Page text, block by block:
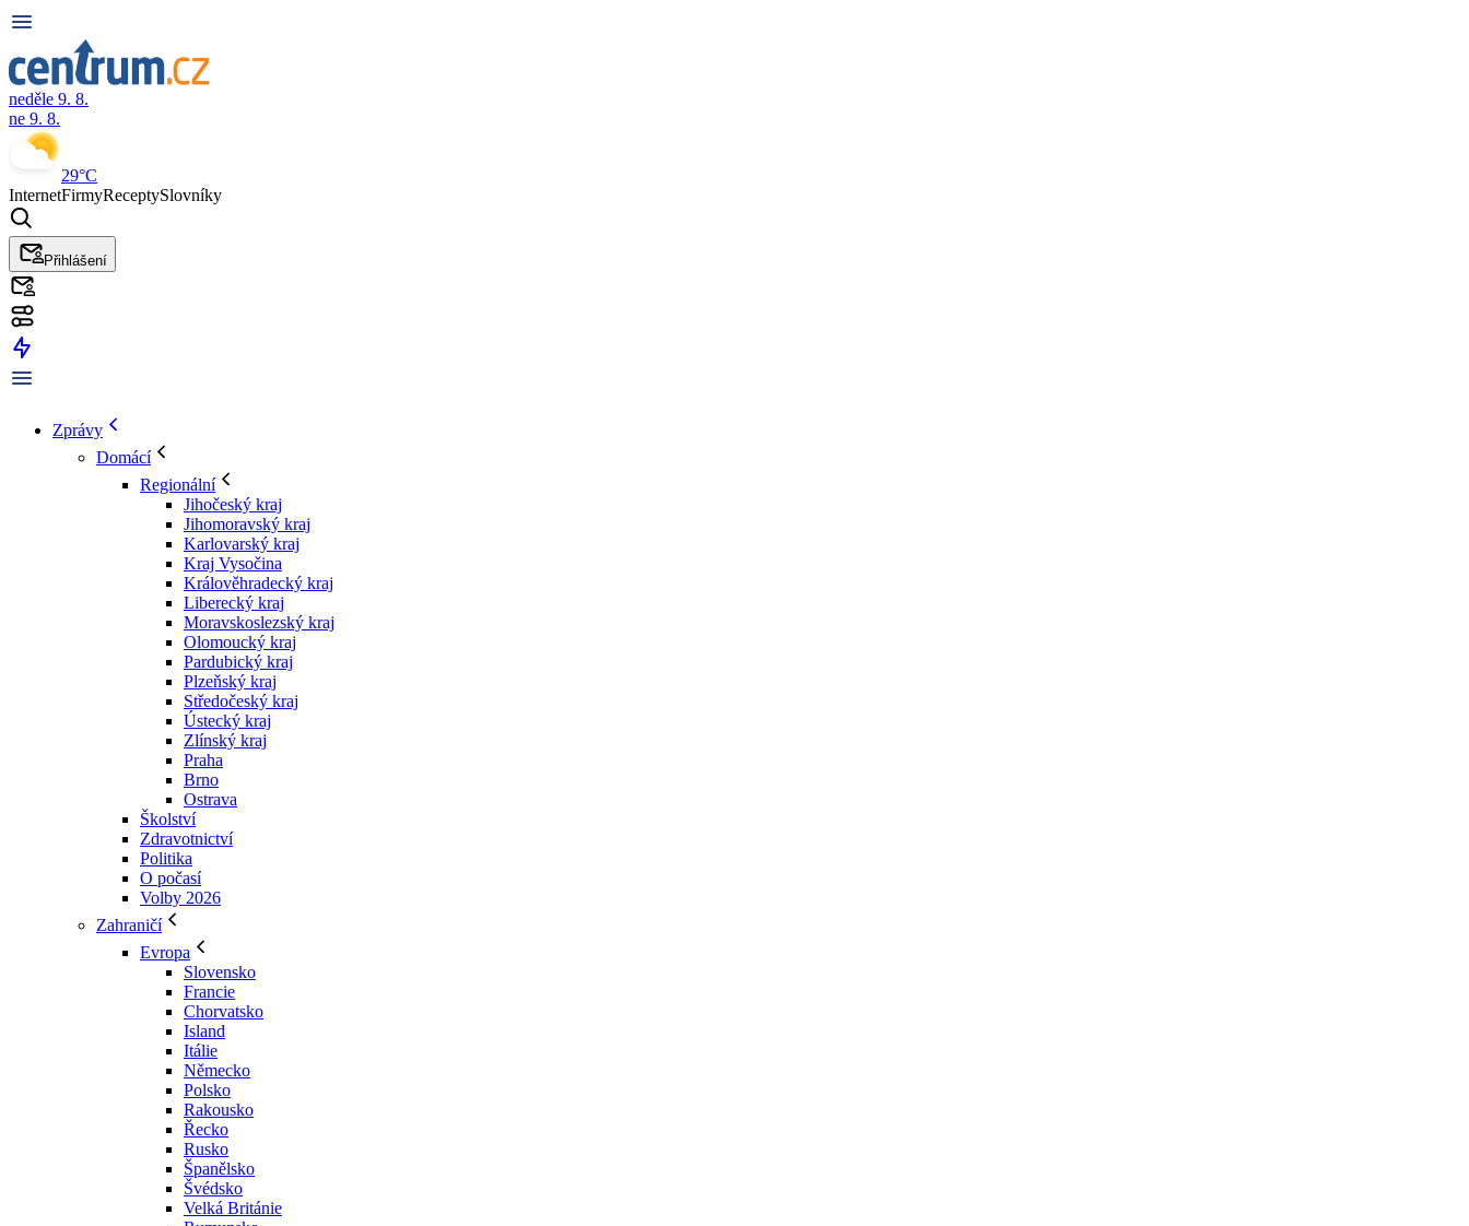
neděle 9. 8.
ne 9. 8.
29°C
InternetFirmyReceptySlovníky
Přihlášení
Zprávy
Domácí
Regionální
Jihočeský kraj
Jihomoravský kraj
Karlovarský kraj
Kraj Vysočina
Králověhradecký kraj
Liberecký kraj
Moravskoslezský kraj
Olomoucký kraj
Pardubický kraj
Plzeňský kraj
Středočeský kraj
Ústecký kraj
Zlínský kraj
Praha
Brno
Ostrava
Školství
Zdravotnictví
Politika
O počasí
Volby 2026
Zahraničí
Evropa
Slovensko
Francie
Chorvatsko
Island
Itálie
Německo
Polsko
Rakousko
Řecko
Rusko
Španělsko
Švédsko
Velká Británie